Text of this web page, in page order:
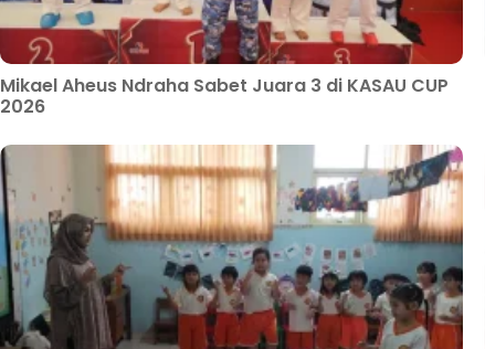
Mikael Aheus Ndraha Sabet Juara 3 di KASAU CUP
2026